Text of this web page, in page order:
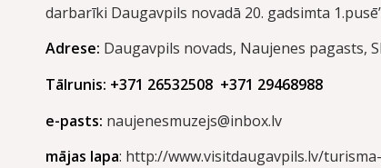
darbarīki Daugavpils novadā 20. gadsimta
Adrese: Daugavpils novads, Naujenes pagasts,
Tālrunis: +371 26532508 +371 29468988
e-pasts: naujenesmuzejs@inbox.lv
mājas lapa: http://www.visitdaugavpils.lv/